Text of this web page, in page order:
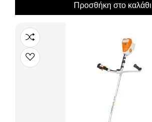
Προσθήκη στο καλάθι